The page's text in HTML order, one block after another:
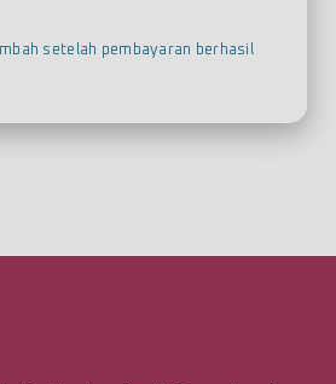
setelah pembayaran berhasil